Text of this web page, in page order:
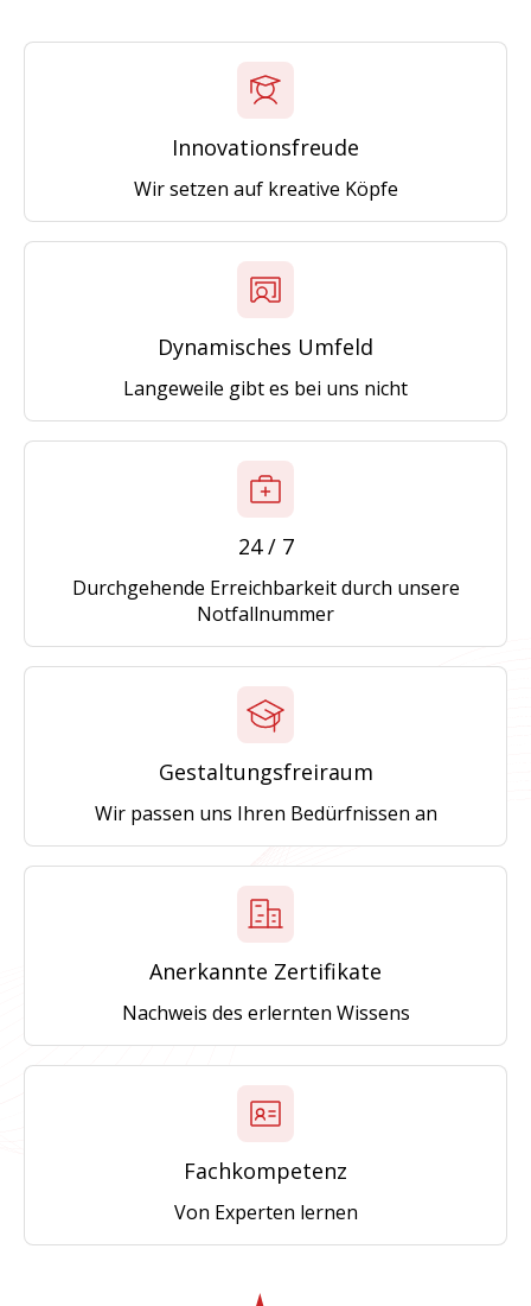
Innovationsfreude
Wir setzen auf kreative Köpfe
Dynamisches Umfeld
Langeweile gibt es bei uns nicht
24 / 7
Durchgehende Erreichbarkeit durch unsere
Notfallnummer
Gestaltungsfreiraum
Wir passen uns Ihren Bedürfnissen an
Anerkannte Zertifikate
Nachweis des erlernten Wissens
Fachkompetenz
Von Experten lernen